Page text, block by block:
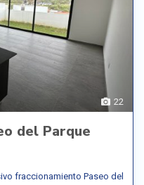
22
del Parque
fraccionamiento Paseo del